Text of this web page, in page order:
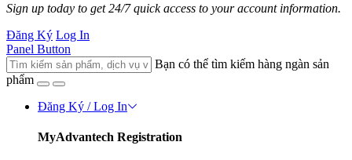
Sign up today to get 24/7 quick access to your account information.
Đăng Ký Log In
Panel Button
Bạn có thể tìm kiếm hàng ngàn sản
phẩm
Đăng Ký / Log In
MyAdvantech Registration